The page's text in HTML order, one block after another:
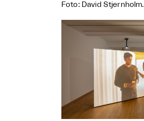
Foto: David Stjernholm.